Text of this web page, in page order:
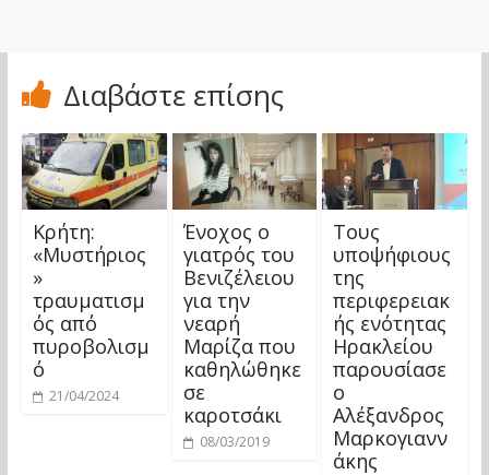
Διαβάστε επίσης
Κρήτη:
«Μυστήριος
»
τραυματισμ
ός από
πυροβολισμ
ό
21/04/2024
Ένοχος ο
γιατρός του
Βενιζέλειου
για την
νεαρή
Μαρίζα που
καθηλώθηκε
σε
καροτσάκι
08/03/2019
Τους
υποψήφιους
της
περιφερειακ
ής ενότητας
Ηρακλείου
παρουσίασε
ο
Αλέξανδρος
Μαρκογιανν
άκης